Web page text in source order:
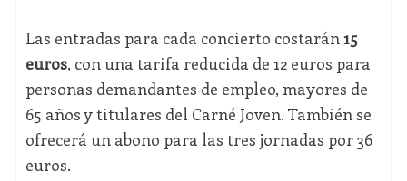
Las entradas para cada concierto costarán15
euros, con una tarifa reducida de 12 euros para
personas demandantes de empleo, mayores de
65 años y titulares del Carné Joven. También se
ofrecerá un abono para las tres jornadas por 36
euros.